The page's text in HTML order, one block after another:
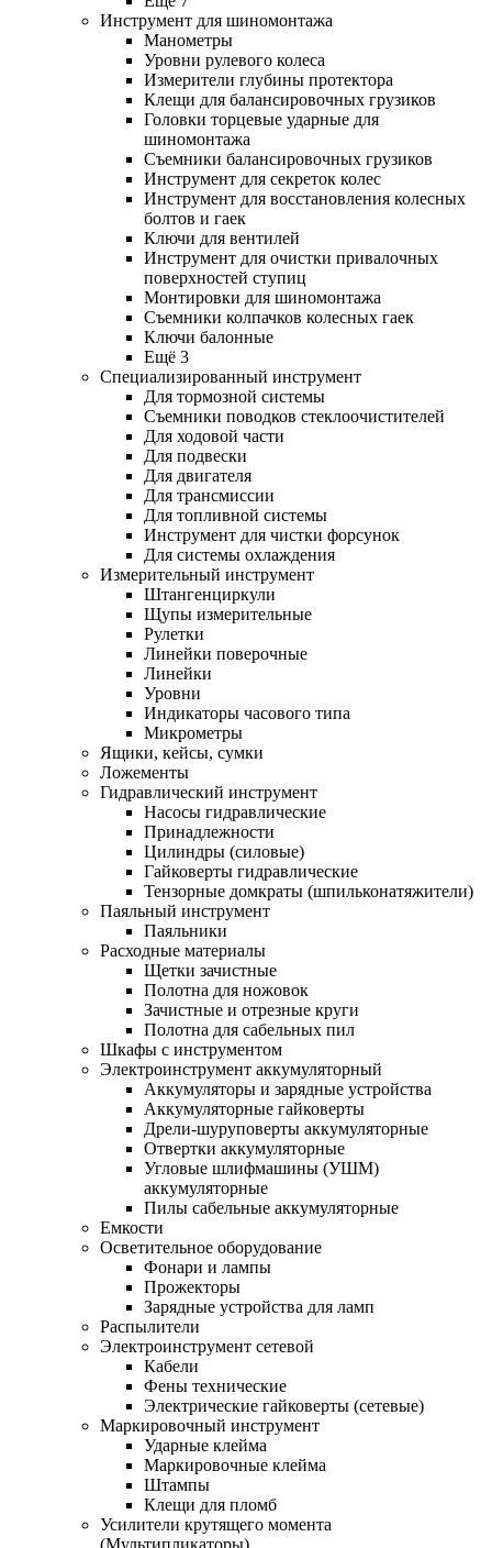
Инструмент для шиномонтажа
Манометры
Уровни рулевого колеса
Измерители глубины протектора
Клещи для балансировочных грузиков
Головки торцевые ударные для
шиномонтажа
Съемники балансировочных грузиков
Инструмент для секреток колес
Инструмент для восстановления колесных
болтов и гаек
Ключи для вентилей
Инструмент для очистки привалочных
поверхностей ступиц
Монтировки для шиномонтажа
Съемники колпачков колесных гаек
Ключи балонные
Ещё 3
Специализированный инструмент
Для тормозной системы
Съемники поводков стеклоочистителей
Для ходовой части
Для подвески
Для двигателя
Для трансмиссии
Для топливной системы
Инструмент для чистки форсунок
Для системы охлаждения
Измерительный инструмент
Штангенциркули
Щупы измерительные
Рулетки
Линейки поверочные
Линейки
Уровни
Индикаторы часового типа
Микрометры
Ящики, кейсы, сумки
Ложементы
Гидравлический инструмент
Насосы гидравлические
Принадлежности
Цилиндры (силовые)
Гайковерты гидравлические
Тензорные домкраты (шпильконатяжители)
Паяльный инструмент
Паяльники
Расходные материалы
Щетки зачистные
Полотна для ножовок
Зачистные и отрезные круги
Полотна для сабельных пил
Шкафы с инструментом
Электроинструмент аккумуляторный
Аккумуляторы и зарядные устройства
Аккумуляторные гайковерты
Дрели-шуруповерты аккумуляторные
Отвертки аккумуляторные
Угловые шлифмашины (УШМ)
аккумуляторные
Пилы сабельные аккумуляторные
Емкости
Осветительное оборудование
Фонари и лампы
Прожекторы
Зарядные устройства для ламп
Распылители
Электроинструмент сетевой
Кабели
Фены технические
Электрические гайковерты (сетевые)
Маркировочный инструмент
Ударные клейма
Маркировочные клейма
Штампы
Клещи для пломб
Усилители крутящего момента